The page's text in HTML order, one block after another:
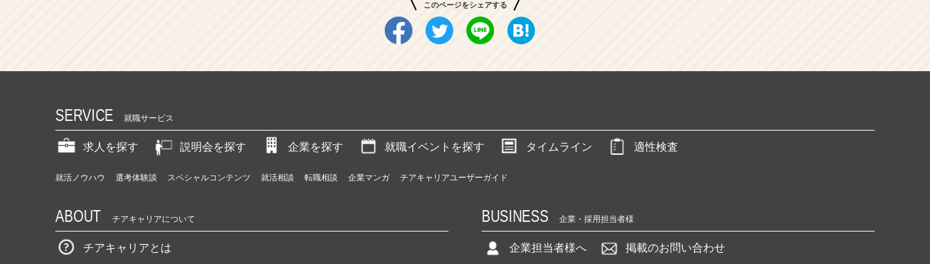
このページをシェアする
SERVICE 就職サービス
求人を探す 説明会を探す 企業を探す 就職イベントを探す タイムライン 適性検査
就活ノウハウ 選考体験談 スペシャルコンテンツ 就活相談 転職相談 企業マンガ チアキャリアユーザーガイド
ABOUT チアキャリアについて
チアキャリアとは
BUSINESS 企業・採用担当者様
企業担当者様へ 掲載のお問い合わせ